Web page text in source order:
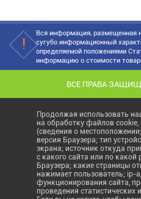
Вся информация, размещенная
сугубо информационный
определяемой положениями
информацию о стоимости
ВСЕ ПРАВА
Продолжая использовать
на обработку файлов
(сведения о
версия Браузера; тип
экрана; источник откуда
с какого сайта или по
Браузера; какие страницы
нажимает пользователь; ip-
функционирования сайта,
проведения статистических